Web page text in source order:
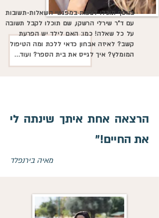
בנוסף תוכלו לצפות במפגשי השאלות-תשובות
עם ד"ר שירלי הרשקו, שם תוכלו לקבל תשובה
על כל שאלה! כמו: האם לילד יש הפרעת
קשב? לאיזה אבחון כדאי ללכת ומה הטיפול
המומלץ? איך לגייס את בית הספר? ועוד...
הרצאה אחת איתך שינתה לי
את החיים!"
מאיה בירנפלד